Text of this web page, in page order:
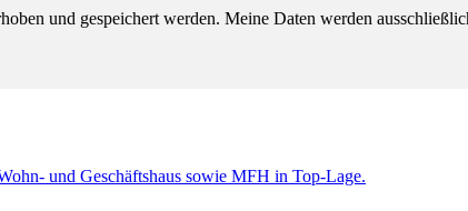
und gespeichert werden. Meine Daten werden
und Geschäftshaus sowie MFH in Top-Lage.